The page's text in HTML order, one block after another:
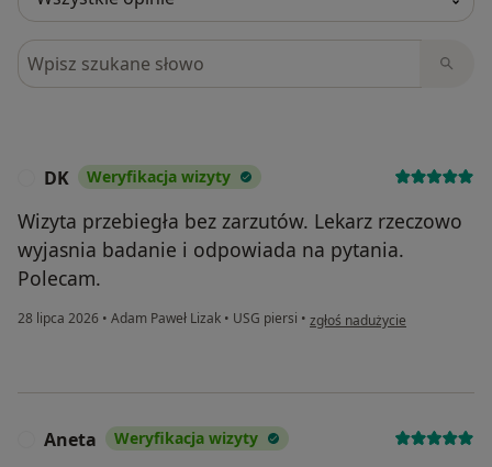
Szukaj w opiniach
DK Weryfikacja wizyty
Wizyta przebiegła bez zarzutów. Lekarz rzeczowo
wyjasnia badanie i odpowiada na pytania.
Polecam.
28 lipca 2026 • Adam Paweł Lizak • USG piersi • w opinii użytkownika DK
zgłoś nadużycie
Aneta Weryfikacja wizyty